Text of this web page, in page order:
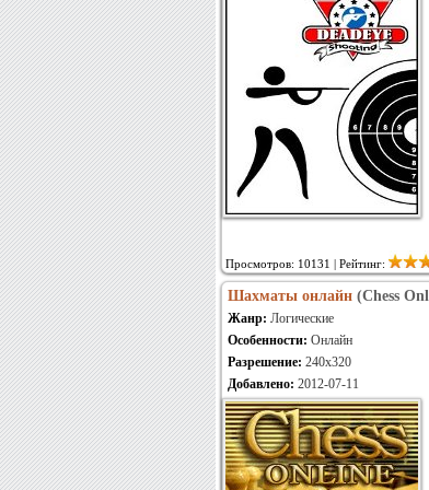
Просмотров: 10131 | Рейтинг:
Шахматы онлайн (Chess
Жанр: Логические
Особенности: Онлайн
Разрешение: 240x320
Добавлено: 2012-07-11